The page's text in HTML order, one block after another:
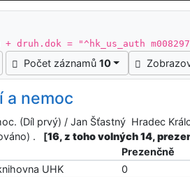
+ druh.dok = "^hk_us_auth
Počet záznamů 10
a nemoc
(Díl prvý) / Jan Šťastný Hradec
.
[16, z toho volných 14,
Prezenčně
UHK
0